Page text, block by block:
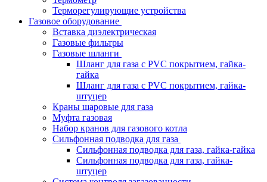
Терморегулирующие устройства
Газовое оборудование
Вставка диэлектрическая
Газовые фильтры
Газовые шланги
Шланг для газа с PVC покрытием, гайка-
гайка
Шланг для газа с PVC покрытием, гайка-
штуцер
Краны шаровые для газа
Муфта газовая
Набор кранов для газового котла
Сильфонная подводка для газа
Сильфонная подводка для газа, гайка-гайка
Сильфонная подводка для газа, гайка-
штуцер